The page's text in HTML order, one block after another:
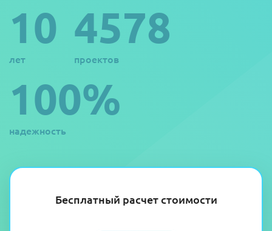
Бесплатный расчет стоимости
10
лет
4578
проектов
100%
надежность